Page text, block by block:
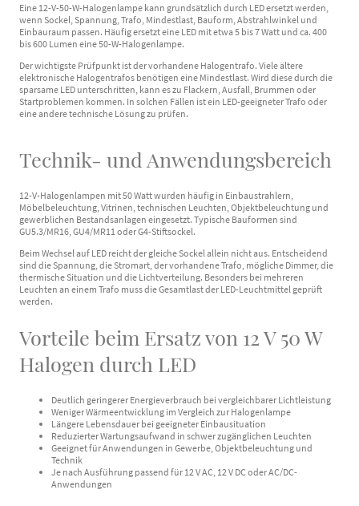
Eine 12-V-50-W-Halogenlampe kann grundsätzlich durch LED ersetzt werden,
wenn Sockel, Spannung, Trafo, Mindestlast, Bauform, Abstrahlwinkel und
Einbauraum passen. Häufig ersetzt eine LED mit etwa 5 bis 7 Watt und ca. 400
bis 600 Lumen eine 50-W-Halogenlampe.
Der wichtigste Prüfpunkt ist der vorhandene Halogentrafo. Viele ältere
elektronische Halogentrafos benötigen eine Mindestlast. Wird diese durch die
sparsame LED unterschritten, kann es zu Flackern, Ausfall, Brummen oder
Startproblemen kommen. In solchen Fällen ist ein LED-geeigneter Trafo oder
eine andere technische Lösung zu prüfen.
Technik- und Anwendungsbereich
12-V-Halogenlampen mit 50 Watt wurden häufig in Einbaustrahlern,
Möbelbeleuchtung, Vitrinen, technischen Leuchten, Objektbeleuchtung und
gewerblichen Bestandsanlagen eingesetzt. Typische Bauformen sind
GU5.3/MR16, GU4/MR11 oder G4-Stiftsockel.
Beim Wechsel auf LED reicht der gleiche Sockel allein nicht aus. Entscheidend
sind die Spannung, die Stromart, der vorhandene Trafo, mögliche Dimmer, die
thermische Situation und die Lichtverteilung. Besonders bei mehreren
Leuchten an einem Trafo muss die Gesamtlast der LED-Leuchtmittel geprüft
werden.
Vorteile beim Ersatz von 12 V 50 W
Halogen durch LED
Deutlich geringerer Energieverbrauch bei vergleichbarer Lichtleistung
Weniger Wärmeentwicklung im Vergleich zur Halogenlampe
Längere Lebensdauer bei geeigneter Einbausituation
Reduzierter Wartungsaufwand in schwer zugänglichen Leuchten
Geeignet für Anwendungen in Gewerbe, Objektbeleuchtung und
Technik
Je nach Ausführung passend für 12 V AC, 12 V DC oder AC/DC-
Anwendungen